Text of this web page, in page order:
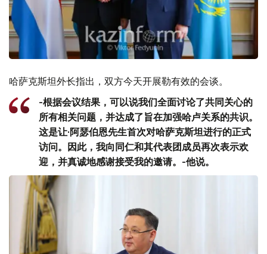
哈萨克斯坦外长指出，双方今天开展勒有效的会谈。
-根据会议结果，可以说我们全面讨论了共同关心的
所有相关问题，并达成了旨在加强哈卢关系的共识。
这是让·阿瑟伯恩先生首次对哈萨克斯坦进行的正式
访问。因此，我向同仁和其代表团成员再次表示欢
迎，并真诚地感谢接受我的邀请。-他说。